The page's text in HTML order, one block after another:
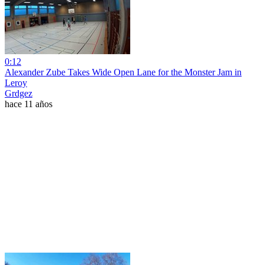
0:12
Alexander Zube Takes Wide Open Lane for the Monster Jam in
Leroy
Grdgez
hace 11 años